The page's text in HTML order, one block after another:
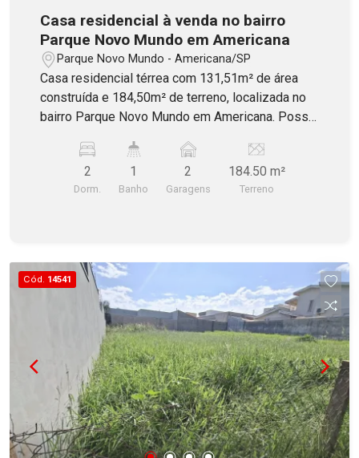
Casa residencial à venda no bairro
Parque Novo Mundo em Americana
Parque Novo Mundo - Americana/SP
Casa residencial térrea com 131,51m² de área
construída e 184,50m² de terreno, localizada no
bairro Parque Novo Mundo em Americana. Possui
blindex, sala de estar, copa e cozinha integradas,
área de serviço e quintal com área verde. Contém
2 vagas de garagem cobertas. Aceita
2
Dorm.
1
Banho
2
Garagens
184.50 m²
Terreno
Cód. 14541